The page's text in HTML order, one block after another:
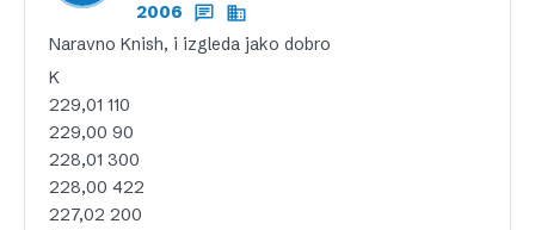
2006
Naravno Knish, i izgleda jako dobro
K
229,01 110
229,00 90
228,01 300
228,00 422
227,02 200